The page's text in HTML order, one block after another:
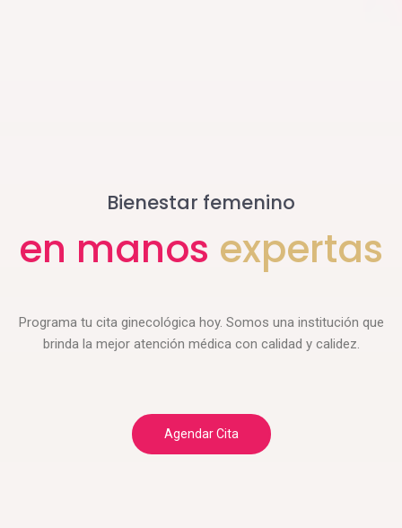
Bienestar femenino
en manos expertas
Programa tu cita ginecológica hoy. Somos una institución que
brinda la mejor atención médica con calidad y calidez.
Agendar Cita